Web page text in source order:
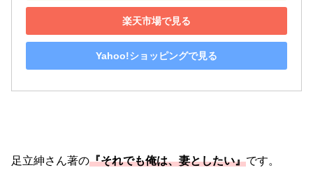
楽天市場で見る
Yahoo!ショッピングで見る
足立紳さん著の『それでも俺は、妻としたい』です。